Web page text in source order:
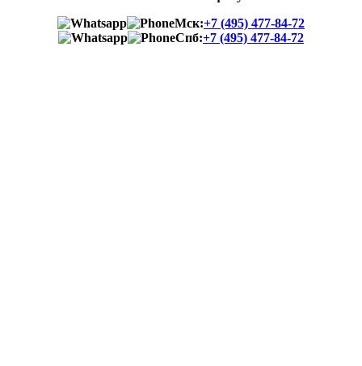
Мск:+7 (495) 477-84-72
Спб:+7 (495) 477-84-72